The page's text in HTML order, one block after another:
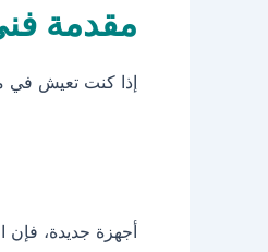
مقدمة
إذا كنت تعيش في
أجهزة جديدة، فإن